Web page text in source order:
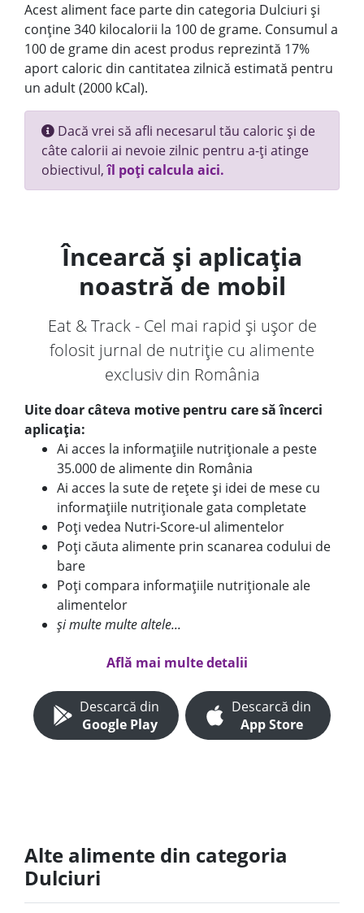
Acest aliment face parte din categoria Dulciuri și
conține 340 kilocalorii la 100 de grame. Consumul a
100 de grame din acest produs reprezintă 17%
aport caloric din cantitatea zilnică estimată pentru
un adult (2000 kCal).
Dacă vrei să afli necesarul tău caloric și de
câte calorii ai nevoie zilnic pentru a-ți atinge
obiectivul,îl poți calcula aici.
Încearcă și aplicația
noastră de mobil
Eat & Track - Cel mai rapid și ușor de
folosit jurnal de nutriție cu alimente
exclusiv din România
Uite doar câteva motive pentru care să încerci
aplicația:
Ai acces la informațiile nutriționale a peste
35.000 de alimente din România
Ai acces la sute de rețete și idei de mese cu
informațiile nutriționale gata completate
Poți vedea Nutri-Score-ul alimentelor
Poți căuta alimente prin scanarea codului de
bare
Poți compara informațiile nutriționale ale
alimentelor
și multe multe altele...
Află mai multe detalii
Descarcă din
Google Play
Descarcă din
App Store
Alte alimente din categoria
Dulciuri